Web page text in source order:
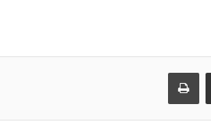
مشاركة عبر البريد طباعة